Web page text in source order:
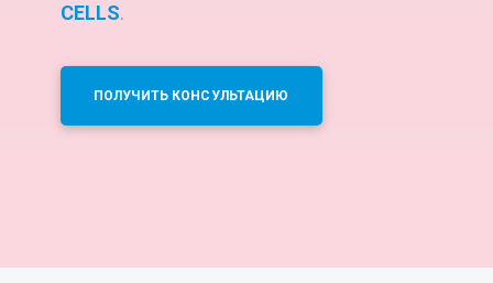
CELLS.
ПОЛУЧИТЬ КОНСУЛЬТАЦИЮ